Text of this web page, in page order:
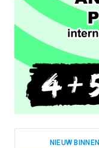
NIEUW BINNEN